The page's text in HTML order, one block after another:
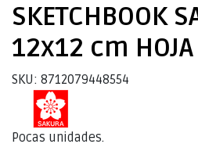
SKETCHBOOK
12x12 cm HOJA
SKU: 8712079448554
Pocas unidades.